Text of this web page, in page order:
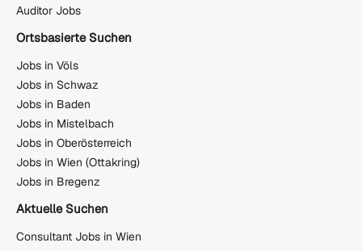
Auditor Jobs
Ortsbasierte Suchen
Jobs in Völs
Jobs in Schwaz
Jobs in Baden
Jobs in Mistelbach
Jobs in Oberösterreich
Jobs in Wien (Ottakring)
Jobs in Bregenz
Aktuelle Suchen
Consultant Jobs in Wien